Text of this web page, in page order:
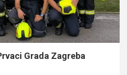
Grada Zagreba